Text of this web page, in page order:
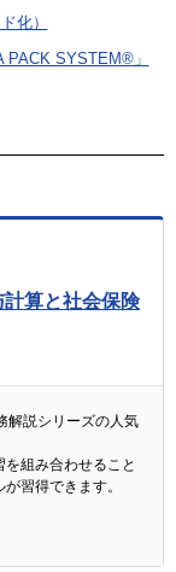
化）
PACK SYSTEM®」
計算と社会保険
解説シリーズの人気
組み合わせること
習得できます。